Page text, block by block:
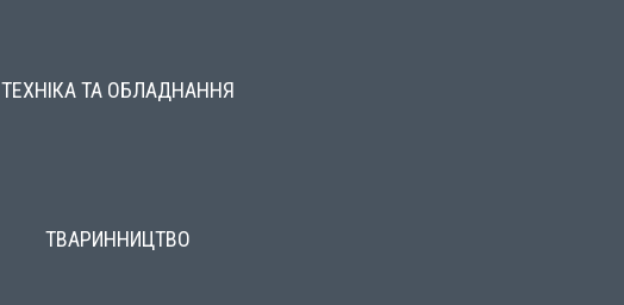
ТЕХНІКА ТА ОБЛАДНАННЯ
ТВАРИННИЦТВО